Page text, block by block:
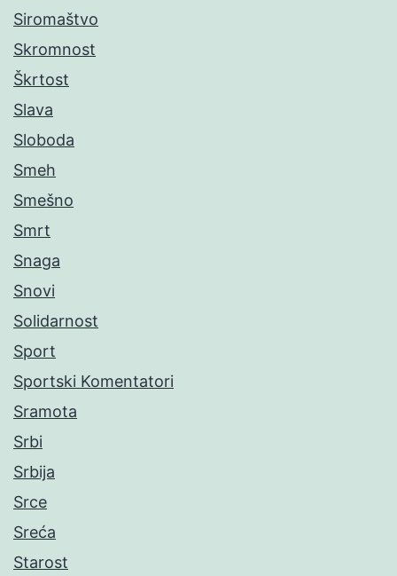
Siromaštvo
Skromnost
Škrtost
Slava
Sloboda
Smeh
Smešno
Smrt
Snaga
Snovi
Solidarnost
Sport
Sportski Komentatori
Sramota
Srbi
Srbija
Srce
Sreća
Starost